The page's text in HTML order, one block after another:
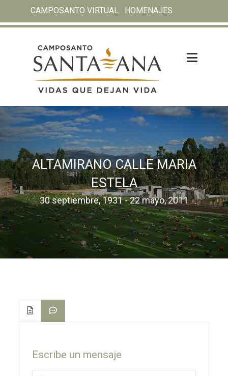
CAMPOSANTO VIRTUAL HOMENAJES
ALTAMIRANO CALLE MARIA
ESTELA
30 septiembre, 1931 - 22 mayo, 2011
Escribe un mensaje